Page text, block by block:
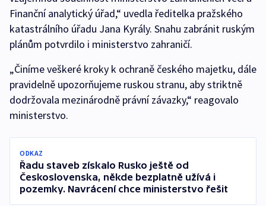
Finanční analytický úřad,“ uvedla ředitelka pražského
katastrálního úřadu Jana Kyrály. Snahu zabránit ruským
plánům potvrdilo i ministerstvo zahraničí.
„Činíme veškeré kroky k ochraně českého majetku, dále
pravidelně upozorňujeme ruskou stranu, aby striktně
dodržovala mezinárodně právní závazky,“ reagovalo
ministerstvo.
ODKAZ
Řadu staveb získalo Rusko ještě od
Československa, někde bezplatně užívá i
pozemky. Navrácení chce ministerstvo řešit